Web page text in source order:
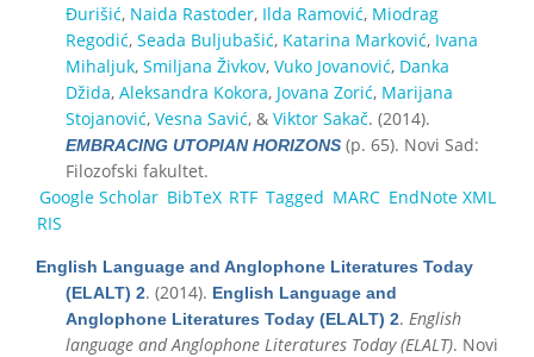
Đurišić, Naida Rastoder, Ilda Ramović, Miodrag
Regodić, Seada Buljubašić, Katarina Marković, Ivana
Mihaljuk, Smiljana Živkov, Vuko Jovanović, Danka
Džida, Aleksandra Kokora, Jovana Zorić, Marijana
Stojanović, Vesna Savić, & Viktor Sakač. (2014).
EMBRACING UTOPIAN HORIZONS (p. 65). Novi Sad:
Filozofski fakultet.
Google Scholar BibTeX RTF Tagged MARC EndNote XML
RIS
English Language and Anglophone Literatures Today
(ELALT) 2. (2014). English Language and
Anglophone Literatures Today (ELALT) 2. English
language and Anglophone Literatures Today (ELALT). Novi